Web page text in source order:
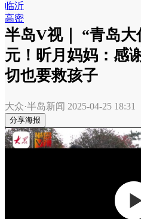
临沂
高密
半岛V视｜ “青岛
元！昕月妈妈：感
切也要救孩子
大众·半岛新闻 2025-04-25 18:31
分享海报